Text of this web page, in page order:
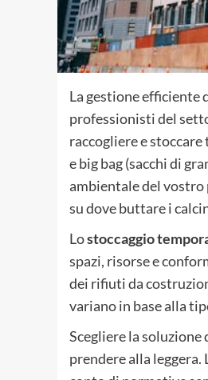
La gestione efficiente
professionisti del
raccogliere e
e big bag (sacchi di
ambientale del
su dove buttare i
Lostoccaggio
spazi, risorse e
dei rifiuti da
variano in base alla
Scegliere la soluzione
prendere alla